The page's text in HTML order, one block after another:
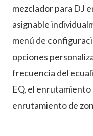
mezclador para DJ
asignable
menú de
opciones
frecuencia del
EQ, el
enrutamiento de